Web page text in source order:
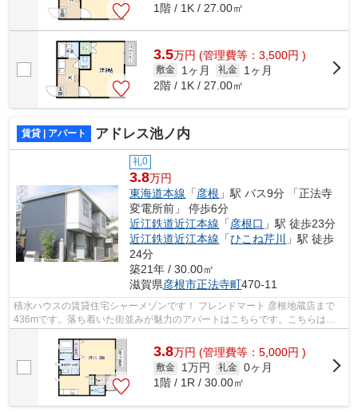
1階 / 1K / 27.00㎡
3.5万円 (管理費等：3,500円 )
敷金 1ヶ月 礼金
1ヶ月
2階 / 1K / 27.00㎡
賃貸 | アパート アドレス池ノ内
礼0
3.8万円
東海道本線 「彦根 」駅 バス9分 「正法寺
変電所前」 停歩6分
近江鉄道近江本線 「彦根口 」駅 徒歩23分
近江鉄道近江本線 「ひこね芹川
」駅 徒歩
24分
築21年 / 30.00㎡
滋賀県彦根市正法寺町470-11
積水ハウスの賃貸住宅シャーメゾンです！ フレンドマート 彦根地蔵店まで
436mです。落ち着いた街並みが魅力のアパートはこちらです。こちらは大
型タウン内の物件です。彦根市内の物件...
3.8万円 (管理費等：5,000円 )
敷金 1万円 礼金 0ヶ月
1階 / 1R / 30.00㎡